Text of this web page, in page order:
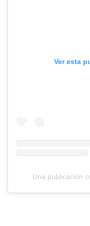
Ver esta
Una publicación